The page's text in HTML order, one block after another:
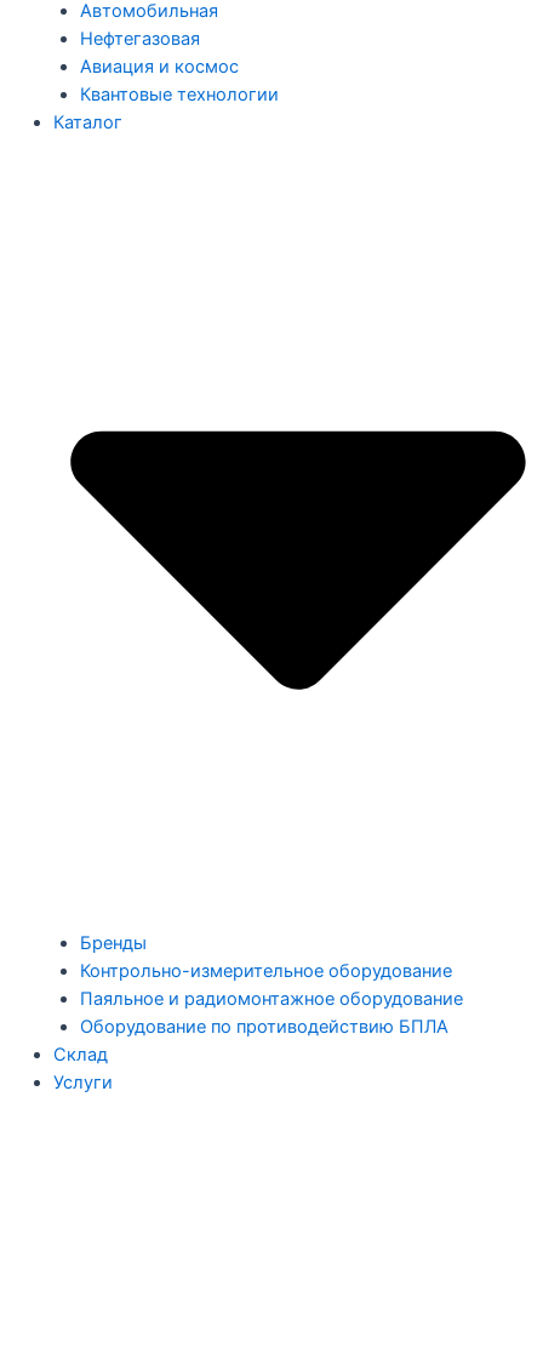
Автомобильная
Нефтегазовая
Авиация и космос
Квантовые технологии
Каталог
Бренды
Контрольно-измерительное оборудование
Паяльное и радиомонтажное оборудование
Оборудование по противодействию БПЛА
Склад
Услуги